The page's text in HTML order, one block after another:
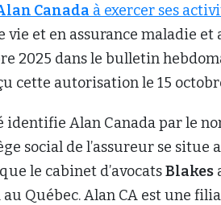
Canada à exercer ses
vie et en assurance maladie et
2025 dans le bulletin
cette autorisation le 15
identifie Alan Canada par le
social de l’assureur se situe
le cabinet d’avocatsBlakes
au Québec. Alan CA est une